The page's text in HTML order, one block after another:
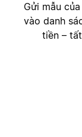
Gửi mẫu
vào danh
tiền –